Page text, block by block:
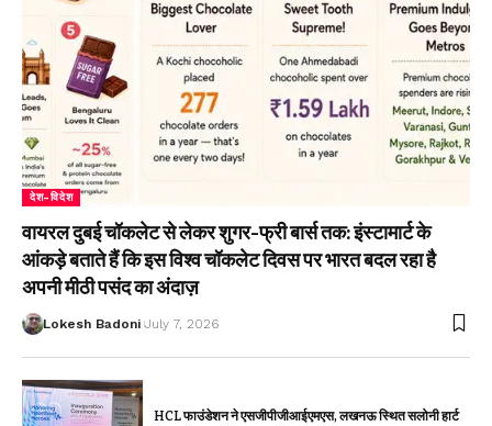
देश-विदेश
वायरल दुबई चॉकलेट से लेकर शुगर-फ्री बार्स तक: इंस्टामार्ट के
आंकड़े बताते हैं कि इस विश्व चॉकलेट दिवस पर भारत बदल रहा है
अपनी मीठी पसंद का अंदाज़
Lokesh Badoni July 7, 2026
HCL फाउंडेशन ने एसजीपीजीआईएमएस, लखनऊ स्थित सलोनी हार्ट